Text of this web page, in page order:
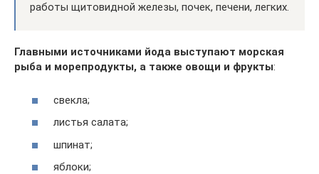
работы щитовидной железы, почек, печени, легких.
Главными источниками йода выступают морская
рыба и морепродукты, а также овощи и фрукты:
свекла;
листья салата;
шпинат;
яблоки;